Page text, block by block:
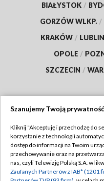
BIAŁYSTOK /
GORZÓW WLKP. /
KRAKÓW / LUBLIN
OPOLE /
SZCZECIN /
Abonament TVP
Emisja w TVP
Szanujemy Twoją prywatność
Kliknij "Akceptuję i przechodzę do
korzystanie z technologii
dostęp do informacji na Twoim
przechowywanie oraz na
nas, czyli Telewizję Polską S.A. w
Zaufanych Partnerów z IAB* (1201